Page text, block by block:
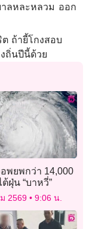
าลหละหลวม ออก
ถ้ายี้โกงสอบ
ถิ่นปีนี้ด้วย
พยพกว่า 14,000
ฝุ่น “บาหวี่”
2569 9:06 น.